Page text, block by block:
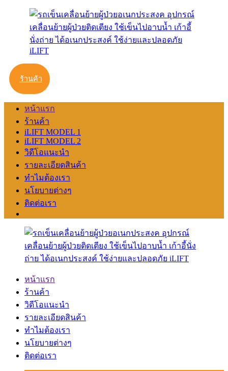
ร้านค้า
หน้าแรก
ร้านค้า
iLIFT MODEL 1
iLIFT MODEL 2
วิดีโอแนะนำ
รายละเอียดสินค้า
ทำไมต้องเรา
นโยบายต่างๆ
ติดต่อเรา
หน้าแรก
ร้านค้า
วิดีโอแนะนำ
รายละเอียดสินค้า
ทำไมต้องเรา
นโยบายต่างๆ
ติดต่อเรา